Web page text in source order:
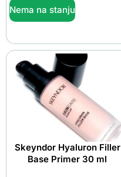
Nema na stanju
Skeyndor Hyaluron Filler
Base Primer 30 ml